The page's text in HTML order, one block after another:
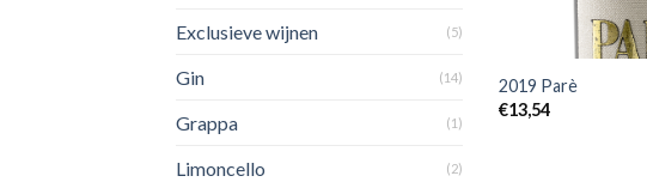
Exclusieve wijnen (5)
Gin (14)
Grappa (1)
Limoncello (2)
2019 Parè
€13,54